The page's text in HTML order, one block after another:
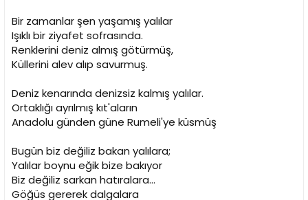
Bir zamanlar şen yaşamış yalılar
Işıklı bir ziyafet sofrasında.
Renklerini deniz almış götürmüş,
Küllerini alev alıp savurmuş.
Deniz kenarında denizsiz kalmış yalılar.
Ortaklığı ayrılmış kıt'aların
Anadolu günden güne Rumeli'ye küsmüş
Bugün biz değiliz bakan yalılara;
Yalılar boynu eğik bize bakıyor
Biz değiliz sarkan hatıralara...
Göğüs gererek dalgalara